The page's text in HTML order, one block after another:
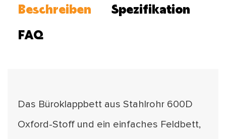
Beschreiben
Spezifikation
FAQ
Das Büroklappbett aus Stahlrohr 600D
Oxford-Stoff und ein einfaches Feldbett,